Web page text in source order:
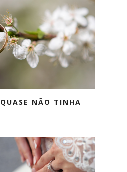
NÃO TINHA